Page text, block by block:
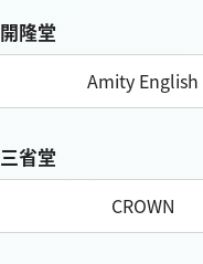
開隆堂
Amity English
三省堂
CROWN